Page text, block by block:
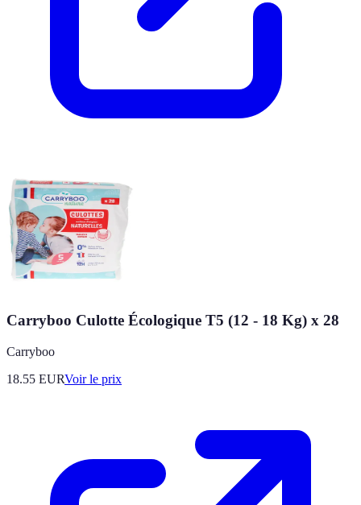
Carryboo Culotte Écologique T5 (12 - 18 Kg) x 28
Carryboo
18.55 EURVoir le prix